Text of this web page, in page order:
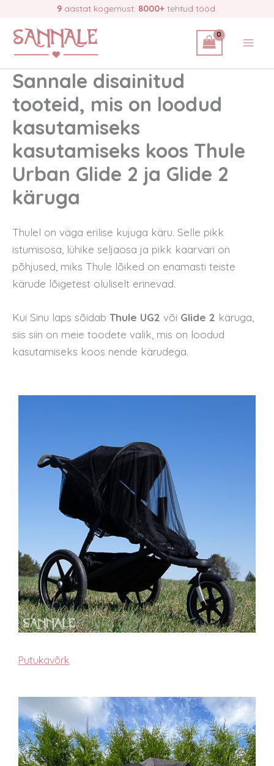
content
9 aastat kogemust. 8000+ tehtud tööd.
Sannale disainitud
tooteid, mis on loodud
kasutamiseks
kasutamiseks koos Thule
Urban Glide 2 ja Glide 2
käruga
Thulel on väga erilise kujuga käru. Selle pikk
istumisosa, lühike seljaosa ja pikk kaarvari on
põhjused, miks Thule lõiked on enamasti teiste
kärude lõigetest oluliselt erinevad.
Kui Sinu laps sõidab Thule UG2 või Glide 2 käruga,
siis siin on meie toodete valik, mis on loodud
kasutamiseks koos nende kärudega.
Putukavõrk